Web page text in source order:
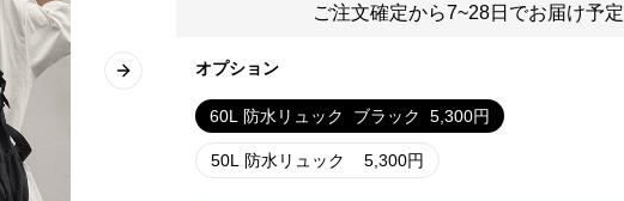
Next slide
ご注文確定から7~28日でお届け予定
オプション
60L 防水リュック ブラック 5,300円
50L 防水リュック 5,300円